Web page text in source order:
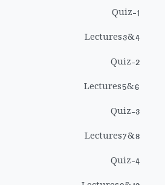
Quiz-1
Lectures 3 & 4
Quiz-2
Lectures 5 & 6
Quiz-3
Lectures 7 & 8
Quiz-4